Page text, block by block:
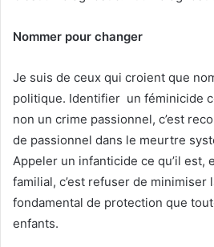
Nommer pour changer
Je suis de ceux qui croient que
politique. Identifier un féminicide
non un crime passionnel, c’est
de passionnel dans le meurtre
Appeler un infanticide ce qu’il est,
familial, c’est refuser de minimiser
fondamental de protection que
enfants.